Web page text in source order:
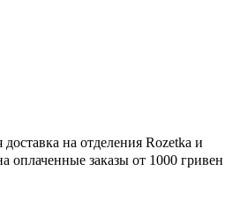
доставка на отделения Rozetka и
оплаченные заказы от 1000 гривен